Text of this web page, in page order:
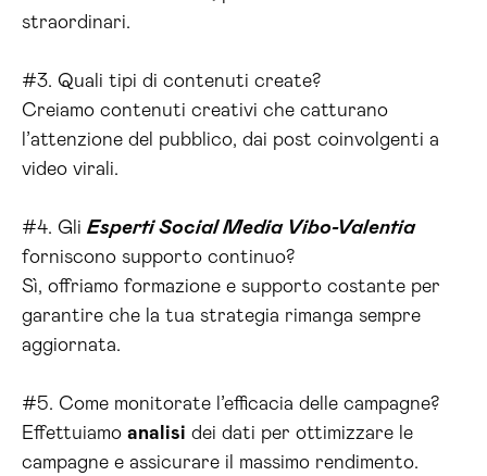
straordinari.
#3. Quali tipi di contenuti create?
Creiamo contenuti creativi che catturano
l’attenzione del pubblico, dai post coinvolgenti a
video virali.
#4. Gli Esperti Social Media Vibo-Valentia
forniscono supporto continuo?
Sì, offriamo formazione e supporto costante per
garantire che la tua strategia rimanga sempre
aggiornata.
#5. Come monitorate l’efficacia delle campagne?
Effettuiamo analisi dei dati per ottimizzare le
campagne e assicurare il massimo rendimento.